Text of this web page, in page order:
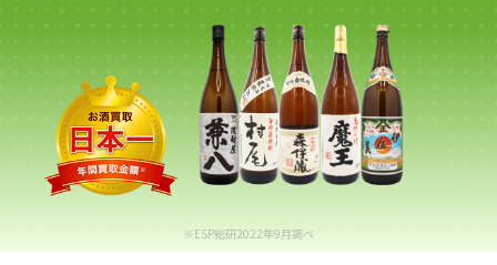
※ESP総研2022年9月調べ